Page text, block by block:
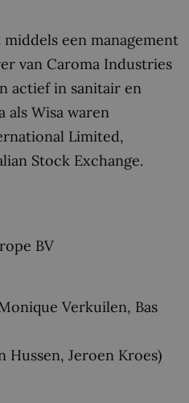
een management
van Caroma Industries
actief in sanitair en
als Wisa waren
Limited,
Stock Exchange.
BV
Verkuilen, Bas
Hussen, Jeroen Kroes)